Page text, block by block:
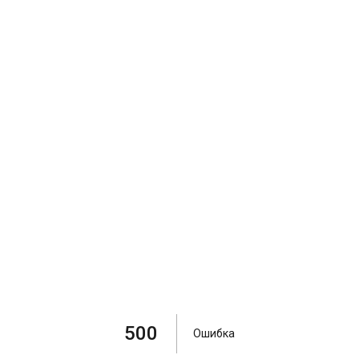
500 Ошибка